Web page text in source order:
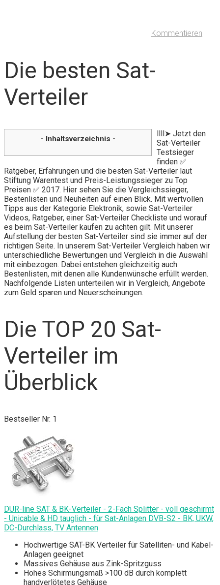
Kommentieren
Die besten Sat-
Verteiler
- Inhaltsverzeichnis -
llll➤ Jetzt den
Sat-Verteiler
Testsieger
finden ✅
Ratgeber, Erfahrungen und die besten Sat-Verteiler laut
Stiftung Warentest und Preis-Leistungssieger zu Top
Preisen ✅ 2017. Hier sehen Sie die Vergleichssieger,
Bestenlisten und Neuheiten auf einen Blick. Mit wertvollen
Tipps aus der Kategorie Elektronik, sowie Sat-Verteiler
Videos, Ratgeber, einer Sat-Verteiler Checkliste und worauf
es beim Sat-Verteiler kaufen zu achten gilt. Mit unserer
Aufstellung der besten Sat-Verteiler sind sie immer auf der
richtigen Seite. In unserem Sat-Verteiler Vergleich haben wir
unterschiedliche Bewertungen und Vergleich in die Auswahl
mit einbezogen. Dabei entstehen gleichzeitig auch
Bestenlisten, mit denen alle Kundenwünsche erfüllt werden.
Nachfolgende Listen unterteilen wir in Vergleich, Angebote
zum Geld sparen und Neuerscheinungen.
Die TOP 20 Sat-
Verteiler im
Überblick
Bestseller Nr. 1
DUR-line SAT & BK-Verteiler - 2-Fach Splitter - voll geschirmt
- Unicable & HD tauglich - für Sat-Anlagen DVB-S2 - BK, UKW,
DC-Durchlass, TV Antennen
Hochwertige SAT-BK Verteiler für Satelliten- und Kabel-
Anlagen geeignet
Massives Gehäuse aus Zink-Spritzguss
Hohes Schirmungsmaß >100 dB durch komplett
handverlötetes Gehäuse